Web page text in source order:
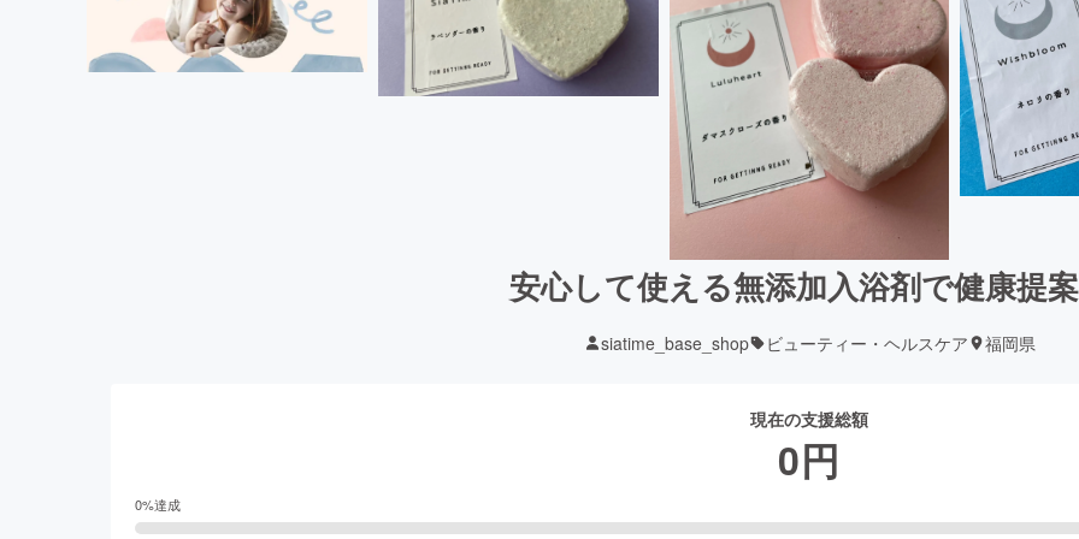
安心して使える無添加入浴剤で健康提
siatime_base_shop ビューティー・ヘルスケア 福岡県
現在の支援総額
0円
0%達成